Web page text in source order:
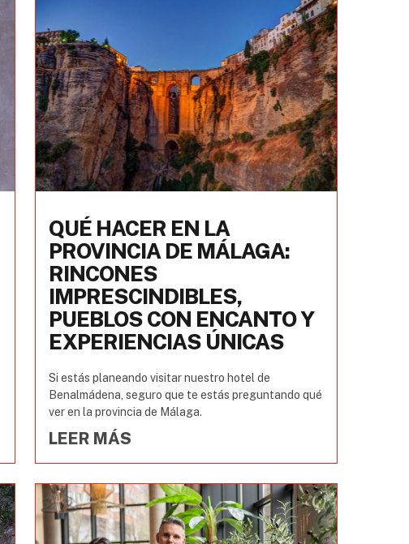
QUÉ HACER EN LA
PROVINCIA DE MÁLAGA:
RINCONES
IMPRESCINDIBLES,
PUEBLOS CON ENCANTO Y
EXPERIENCIAS ÚNICAS
Si estás planeando visitar nuestro hotel de
Benalmádena, seguro que te estás preguntando qué
ver en la provincia de Málaga.
LEER MÁS